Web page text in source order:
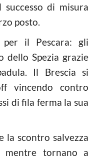
di misura
posto.
per il Pescara: gli
dello Spezia grazie
Il Brescia si
vincendo contro
di fila ferma la sua
la scontro salvezza
mentre tornano a